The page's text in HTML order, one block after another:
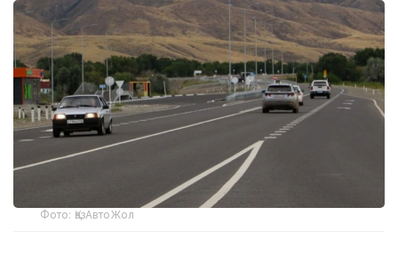
Фото: ҚазАвтоЖол